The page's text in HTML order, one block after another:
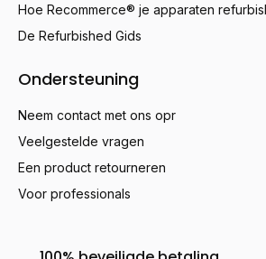
Hoe Recommerce® je apparaten
De Refurbished Gids
Ondersteuning
Neem contact met ons opr
Veelgestelde vragen
Een product retourneren
Voor professionals